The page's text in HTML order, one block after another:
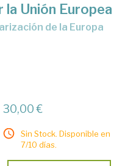
Unión Europea
30,00 €
Sin Stock. Disponible en
7/10 días.